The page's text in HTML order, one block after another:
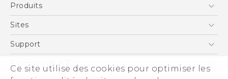
Ce site utilise des cookies pour optimiser les
Produits
5G
EXODUS
VIVE
Sites
HTC Dev
Support
Statut de la commande
À propos de HTC